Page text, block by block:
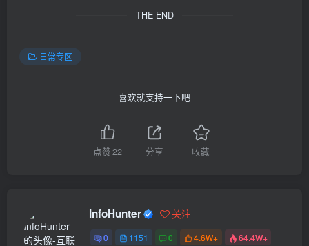
THE END
日常专区
喜欢就支持一下吧
点赞22 分享 收藏
InfoHunter 关注
0 1151 0 4.6W+ 64.4W+